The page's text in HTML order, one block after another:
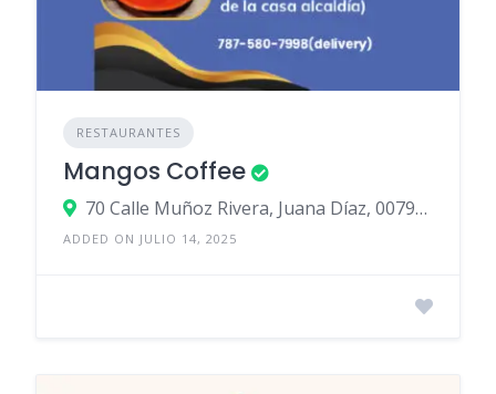
RESTAURANTES
Mangos Coffee
70 Calle Muñoz Rivera, Juana Díaz, 00795, Puerto Rico
ADDED ON JULIO 14, 2025